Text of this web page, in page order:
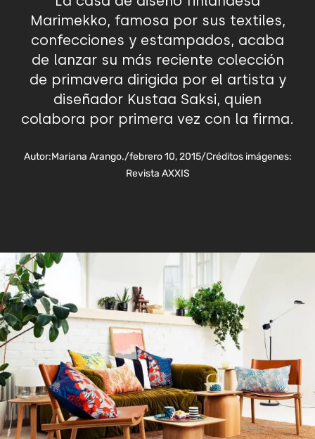
Marimekko, famosa por sus textiles,
confecciones y estampados, acaba
de lanzar su más reciente colección
de primavera dirigida por el artista y
diseñador Kustaa Saksi, quien
colabora por primera vez con la firma.
Autor:Mariana Arango./febrero 10, 2015/Créditos imágenes:
Revista AXXIS